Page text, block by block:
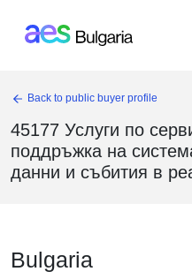
Back to public buyer profile
45177 Услуги по
поддръжка на
данни и събития в
Bulgaria